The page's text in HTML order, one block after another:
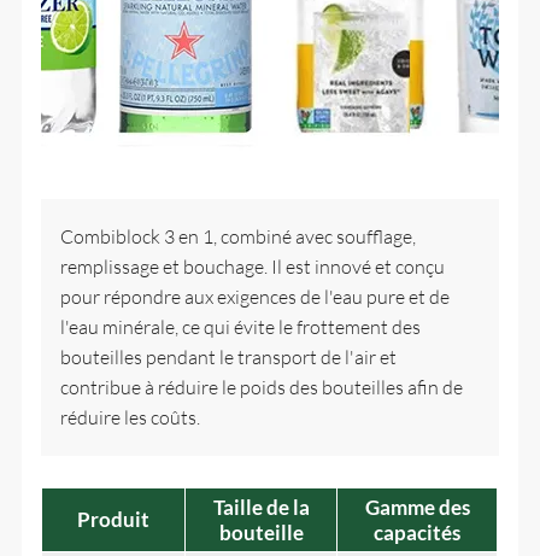
Combiblock 3 en 1, combiné avec soufflage,
remplissage et bouchage. Il est innové et conçu
pour répondre aux exigences de l'eau pure et de
l'eau minérale, ce qui évite le frottement des
bouteilles pendant le transport de l'air et
contribue à réduire le poids des bouteilles afin de
réduire les coûts.
Produit
Taille de la
bouteille
Gamme des
capacités